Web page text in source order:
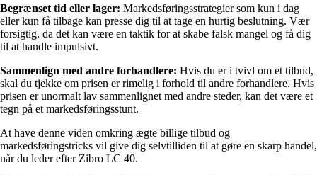
Begrænset tid eller lager: Markedsføringsstrategier som kun i dag
eller kun få tilbage kan presse dig til at tage en hurtig beslutning. Vær
forsigtig, da det kan være en taktik for at skabe falsk mangel og få dig
til at handle impulsivt.
Sammenlign med andre forhandlere: Hvis du er i tvivl om et tilbud,
skal du tjekke om prisen er rimelig i forhold til andre forhandlere. Hvis
prisen er unormalt lav sammenlignet med andre steder, kan det være et
tegn på et markedsføringsstunt.
At have denne viden omkring ægte billige tilbud og
markedsføringstricks vil give dig selvtilliden til at gøre en skarp handel,
når du leder efter Zibro LC 40.